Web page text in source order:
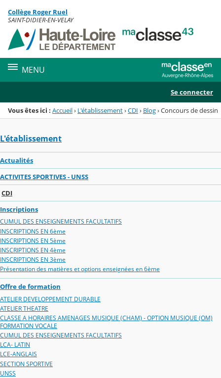
Menu de la rubrique
Contenu
Collège Roger Ruel
SAINT-DIDIER-EN-VELAY
MENU
Se connecter
Vous êtes ici : Accueil› L'établissement›CDI › Blog›Concours de dessin
L'établissement
Actualités
ACTIVITES SPORTIVES - UNSS
CDI
Inscriptions
CUMUL DES ENSEIGNEMENTS FACULTATIFS
INSCRIPTIONS EN 6ème
INSCRIPTIONS EN 5ème
INSCRIPTIONS EN 4ème
INSCRIPTIONS EN 3ème
Présentation des matières et options enseignées en 6ème
Offre de formation
ATELIER DEVELOPPEMENT DURABLE
ATELIER THEATRE
CLASSE A HORAIRES AMENAGES MUSIQUE (CHAM) - OPTION MUSIQUE (OM)
FORMATION VOCALE
CUMUL DES ENSEIGNEMENTS FACULTATIFS
LCA- LATIN
LCE-ANGLAIS
SECTION SPORTIVE
UNSS